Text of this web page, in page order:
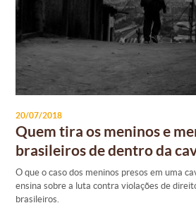
20/07/2018
Quem tira os meninos e
brasileiros de dentro da
O que o caso dos meninos presos em uma
ensina sobre a luta contra violações de
brasileiros.